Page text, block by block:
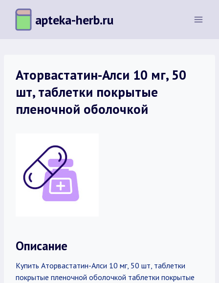
Перейти
содержимому
apteka-herb.ru
Аторвастатин-Алси 10 мг, 50
шт, таблетки покрытые
пленочной оболочкой
Описание
Купить Аторвастатин-Алси 10 мг, 50 шт, таблетки
покрытые пленочной оболочкой таблетки покрытые